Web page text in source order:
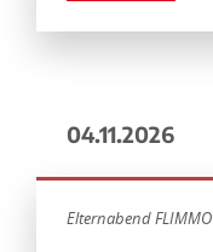
04.11.2026
Elternabend FLIMMO